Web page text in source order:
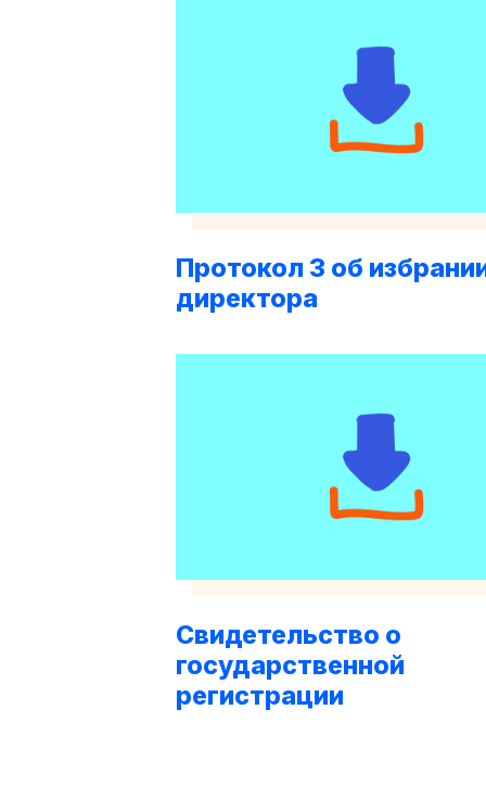
Протокол 3 об
директора
Свидетельство о
государственной
регистрации